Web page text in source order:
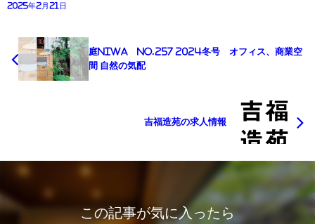
2025年2月21日
庭NIWA No.257 2024冬号 オフィス、商業空
間 自然の気配
吉福造苑の求人情報
この記事が気に入ったら